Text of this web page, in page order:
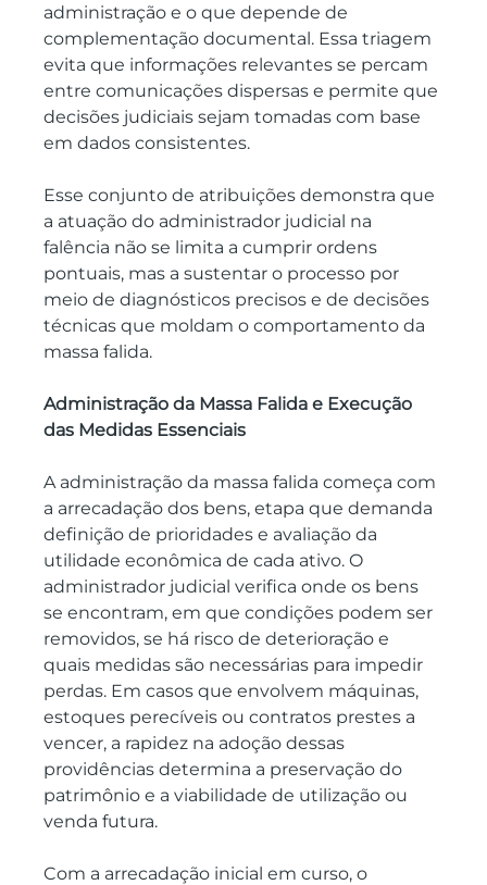
administração e o que depende de
complementação documental. Essa triagem
evita que informações relevantes se percam
entre comunicações dispersas e permite que
decisões judiciais sejam tomadas com base
em dados consistentes.
Esse conjunto de atribuições demonstra que
a atuação do administrador judicial na
falência não se limita a cumprir ordens
pontuais, mas a sustentar o processo por
meio de diagnósticos precisos e de decisões
técnicas que moldam o comportamento da
massa falida.
Administração da Massa Falida e Execução
das Medidas Essenciais
A administração da massa falida começa com
a arrecadação dos bens, etapa que demanda
definição de prioridades e avaliação da
utilidade econômica de cada ativo. O
administrador judicial verifica onde os bens
se encontram, em que condições podem ser
removidos, se há risco de deterioração e
quais medidas são necessárias para impedir
perdas. Em casos que envolvem máquinas,
estoques perecíveis ou contratos prestes a
vencer, a rapidez na adoção dessas
providências determina a preservação do
patrimônio e a viabilidade de utilização ou
venda futura.
Com a arrecadação inicial em curso, o